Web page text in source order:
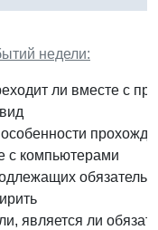
недели:
ли вместе с
с компьютерами
является ли